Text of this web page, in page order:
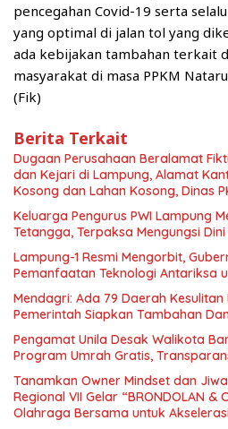
pencegahan Covid-19 serta
yang optimal di jalan tol yang
ada kebijakan tambahan terkait
masyarakat di masa PPKM
(Fik)
Berita Terkait
Dugaan Perusahaan Beralamat
dan Kejari di Lampung, Alamat
Kosong dan Lahan Kosong, Dinas
Keluarga Pengurus PWI Lampung
Tetangga, Terpaksa Mengungsi Dini
Lampung-1 Resmi Mengorbit,
Pemanfaatan Teknologi Antariksa
Mendagri: Ada 79 Daerah Kesulitan
Pemerintah Siapkan Tambahan
Pengamat Unila Desak Walikota
Program Umrah Gratis,
Tanamkan Owner Mindset dan
Regional VII Gelar “BRONDOLAN &
Olahraga Bersama untuk